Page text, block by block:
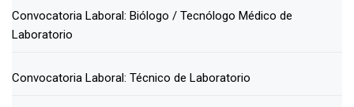
Convocatoria Laboral: Biólogo / Tecnólogo Médico de
Laboratorio
Convocatoria Laboral: Técnico de Laboratorio